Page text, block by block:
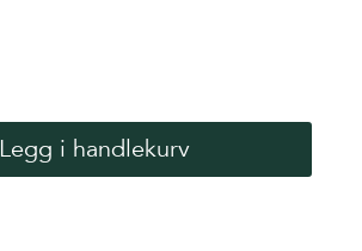
Legg i handlekurv